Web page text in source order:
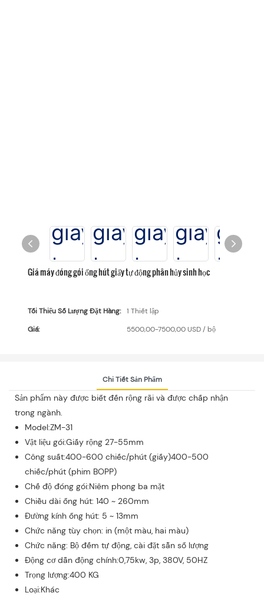
Giá máy đóng gói ống hút giấy tự động phân hủy sinh học
Tối Thiểu Số Lượng Đặt Hàng:
1 Thiết lập
Giá:
5500,00-7500,00 USD / bộ
Chi Tiết Sản Phẩm
Sản phẩm này được biết đến rộng rãi và được chấp nhận
trong ngành.
Model:ZM-31
Vật liệu gói:Giấy rộng 27-55mm
Công suất:400-600 chiếc/phút (giấy)400-500
chiếc/phút (phim BOPP)
Chế độ đóng gói:Niêm phong ba mặt
Chiều dài ống hút: 140 ~ 260mm
Đường kính ống hút: 5 ~ 13mm
Chức năng tùy chọn: in (một màu, hai màu)
Chức năng: Bộ đếm tự động, cài đặt sẵn số lượng
Động cơ dẫn động chính:0,75kw, 3p, 380V, 50HZ
Trọng lượng:400 KG
Loại:Khác